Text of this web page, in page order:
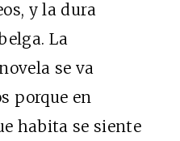
y la dura
La
se va
porque en
habita se siente